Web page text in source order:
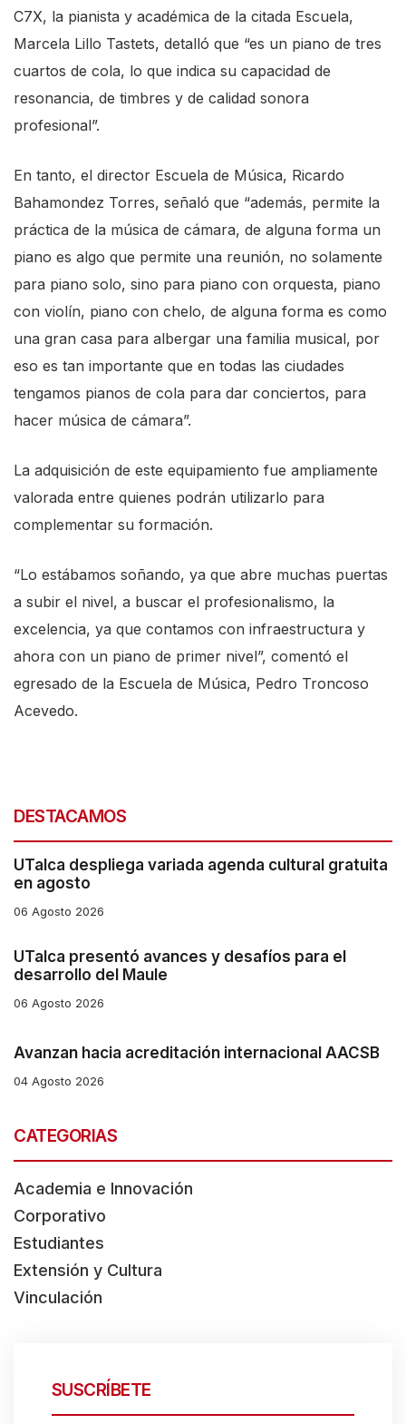
C7X, la pianista y académica de la citada Escuela,
Marcela Lillo Tastets, detalló que “es un piano de tres
cuartos de cola, lo que indica su capacidad de
resonancia, de timbres y de calidad sonora
profesional”.
En tanto, el director Escuela de Música, Ricardo
Bahamondez Torres, señaló que “además, permite la
práctica de la música de cámara, de alguna forma un
piano es algo que permite una reunión, no solamente
para piano solo, sino para piano con orquesta, piano
con violín, piano con chelo, de alguna forma es como
una gran casa para albergar una familia musical, por
eso es tan importante que en todas las ciudades
tengamos pianos de cola para dar conciertos, para
hacer música de cámara”.
La adquisición de este equipamiento fue ampliamente
valorada entre quienes podrán utilizarlo para
complementar su formación.
“Lo estábamos soñando, ya que abre muchas puertas
a subir el nivel, a buscar el profesionalismo, la
excelencia, ya que contamos con infraestructura y
ahora con un piano de primer nivel”, comentó el
egresado de la Escuela de Música, Pedro Troncoso
Acevedo.
DESTACAMOS
UTalca despliega variada agenda cultural gratuita
en agosto
06 Agosto 2026
UTalca presentó avances y desafíos para el
desarrollo del Maule
06 Agosto 2026
Avanzan hacia acreditación internacional AACSB
04 Agosto 2026
CATEGORIAS
Academia e Innovación
Corporativo
Estudiantes
Extensión y Cultura
Vinculación
SUSCRÍBETE